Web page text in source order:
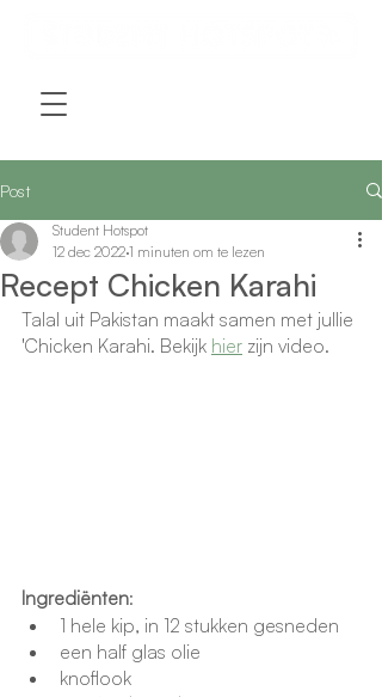
Post
Recept Chicken Karahi
Student Hotspot
12 dec 2022 1 minuten om te lezen
Talal uit Pakistan maakt samen met jullie
'Chicken Karahi. Bekijk hier zijn video.
Ingrediënten:
1 hele kip, in 12 stukken gesneden
een half glas olie
knoflook